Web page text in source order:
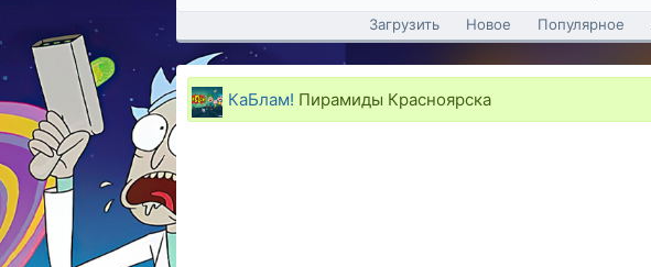
Загрузить Новое Популярное
КаБлам! Пирамиды Красноярска